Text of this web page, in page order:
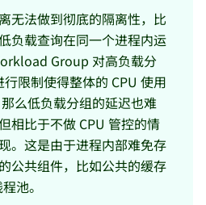
无法做到彻底的隔离性，比
负载查询在同一个进程内运
Group 对高负载分
限制使得整体的 CPU 使用
么低负载分组的延迟也难
相比于不做 CPU 管控的情
。这是由于进程内部难免存
公共组件，比如公共的缓存
池。